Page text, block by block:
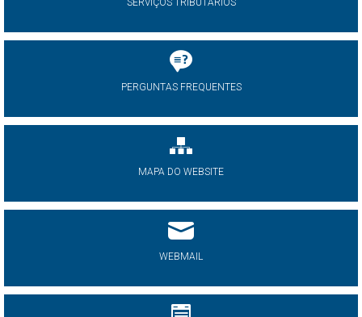
SERVIÇOS TRIBUTÁRIOS
PERGUNTAS FREQUENTES
MAPA DO WEBSITE
WEBMAIL